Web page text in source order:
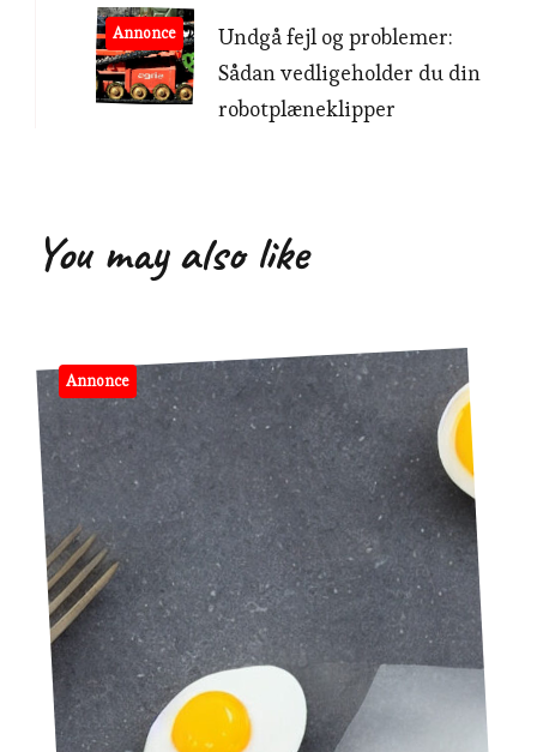
Annonce
Undgå fejl og problemer:
Sådan vedligeholder du din
robotplæneklipper
You may also like
Annonce